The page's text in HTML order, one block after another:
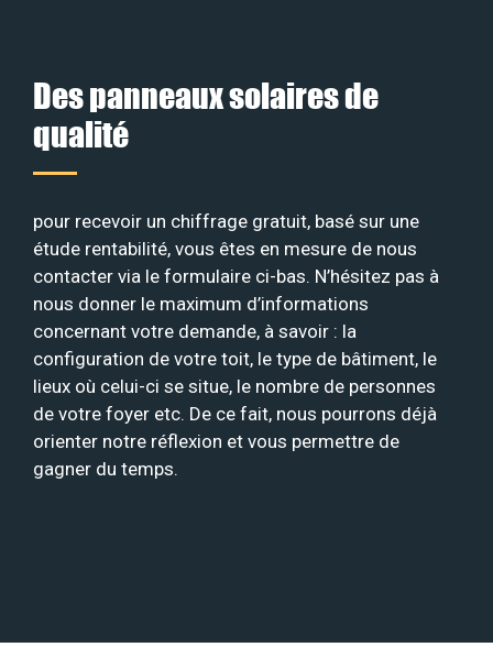
Des panneaux solaires de
qualité
pour recevoir un chiffrage gratuit, basé sur une
étude rentabilité, vous êtes en mesure de nous
contacter via le formulaire ci-bas. N’hésitez pas à
nous donner le maximum d’informations
concernant votre demande, à savoir : la
configuration de votre toit, le type de bâtiment, le
lieux où celui-ci se situe, le nombre de personnes
de votre foyer etc. De ce fait, nous pourrons déjà
orienter notre réflexion et vous permettre de
gagner du temps.